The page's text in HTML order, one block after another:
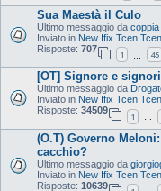
Sua Maestà il Culo
Ultimo messaggio da
Inviato in New Ifix Tcen Tcen
Risposte: 707
1 45
[OT] Signore e
Ultimo messaggio da
Inviato in New Ifix Tcen Tcen
Risposte: 34509
1 …
(O.T) Governo
cacchio?
Ultimo messaggio da
Inviato in New Ifix Tcen Tcen
Risposte: 10639